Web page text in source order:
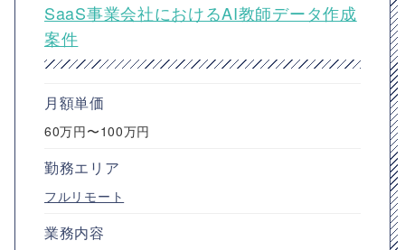
SaaS事業会社におけるAI教師データ作成
案件
月額単価
60万円〜100万円
勤務エリア
フルリモート
業務内容